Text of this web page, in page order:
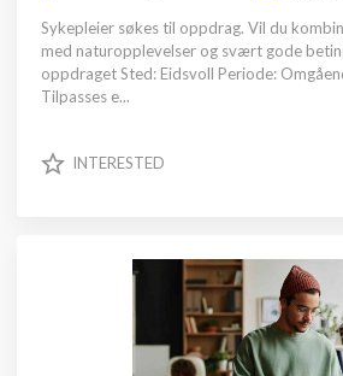
Sykepleier søkes til oppdrag. Vil du
med naturopplevelser og svært gode
oppdraget Sted: Eidsvoll Periode:
Tilpasses e...
INTERESTED